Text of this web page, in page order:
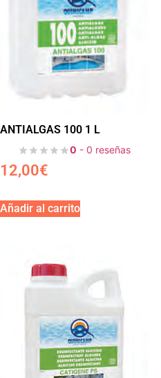
ANTIALGAS 100 1 L
0 - 0 reseñas
12,00€
Añadir al carrito